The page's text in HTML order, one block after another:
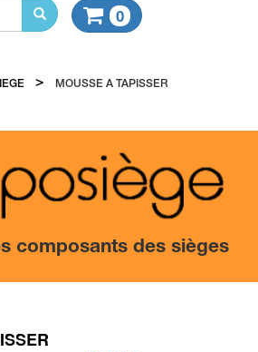
0
> MOUSSE A TAPISSER
composants des sièges